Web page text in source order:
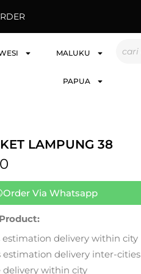
MALUKU
PAPUA
LAMPUNG 38
Order Via Whatsapp
estimation delivery within city
estimation delivery inter-cities
delivery within city